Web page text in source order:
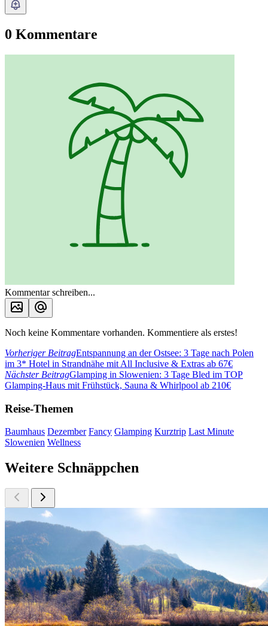
0 Kommentare
Kommentar schreiben...
Noch keine Kommentare vorhanden. Kommentiere als erstes!
Vorheriger BeitragEntspannung an der Ostsee: 3 Tage nach Polen
im 3* Hotel in Strandnähe mit All Inclusive & Extras ab 67€
Nächster BeitragGlamping in Slowenien: 3 Tage Bled im TOP
Glamping-Haus mit Frühstück, Sauna & Whirlpool ab 210€
Reise-Themen
Baumhaus Dezember Fancy Glamping Kurztrip Last Minute
Slowenien Wellness
Weitere Schnäppchen